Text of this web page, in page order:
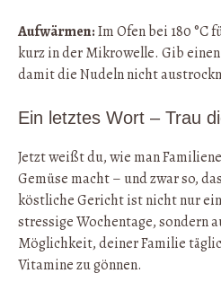
Aufwärmen:Im Ofen bei 180 °C
kurz in der Mikrowelle. Gib
damit die Nudeln nicht
Ein letztes Wort – Trau
Jetzt weißt du, wie man
Gemüse macht – und zwar so,
köstliche Gericht ist nicht nur
stressige Wochentage, sondern
Möglichkeit, deiner Familie
Vitamine zu gönnen.